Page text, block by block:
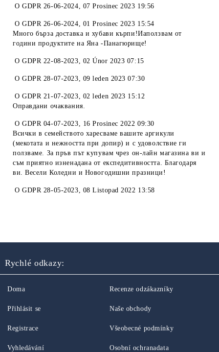
OGDPR 26-06-2024, 07 Prosinec 2023 19:56
OGDPR 26-06-2024, 01 Prosinec 2023 15:54
Много бърза доставка и хубави кърпи!Иаползвам от
години продуктите на Яна -Панагюрище!
OGDPR 22-08-2023, 02 Únor 2023 07:15
OGDPR 28-07-2023, 09 leden 2023 07:30
OGDPR 21-07-2023, 02 leden 2023 15:12
Оправдани очаквания.
OGDPR 04-07-2023, 16 Prosinec 2022 09:30
Всички в семейството харесваме вашите аргикули
(мекотата и нежността при допир) и с удоволствие ги
ползваме. За пръв път купувам чрез он-лайн магазина ви и
съм приятно изненадана от експедитивността. Благодаря
ви. Весели Коледни и Новогодишни празници!
OGDPR 28-05-2023, 08 Listopad 2022 13:58
Rychlé odkazy:
Doma
Přihlásit se
Registrace
Vyhledávání
Recenze odzákazníky
Naše obchody
Všeobecné podmínky
Osobní ochranadata